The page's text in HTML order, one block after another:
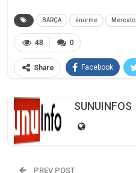
BARÇA énorme Mercato
0
48
Share Facebook
SUNUINFOS
PREV POST